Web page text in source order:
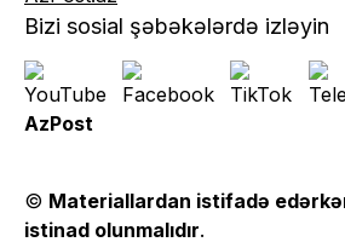
Bizi sosial şəbəkələrdə izləyin
AzPost
© Materiallardan istifadə
istinad olunmalıdır.